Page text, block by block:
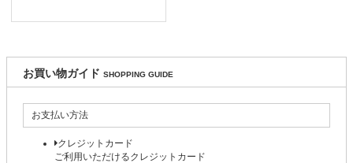
お買い物ガイド SHOPPING GUIDE
お支払い方法
クレジットカード
ご利用いただけるクレジットカード